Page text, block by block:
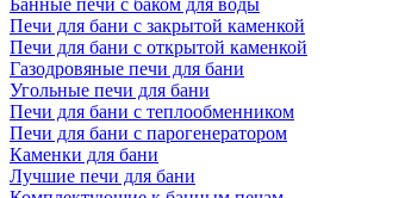
Банные печи с баком для воды
Печи для бани с закрытой каменкой
Печи для бани с открытой каменкой
Газодровяные печи для бани
Угольные печи для бани
Печи для бани с теплообменником
Печи для бани с парогенератором
Каменки для бани
Лучшие печи для бани